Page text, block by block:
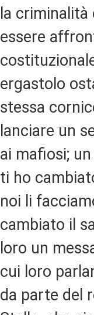
la
essere
ergastolo
stessa
lanciare un
ai mafiosi;
ti ho
noi li
cambiato il
loro un
cui loro
da parte del